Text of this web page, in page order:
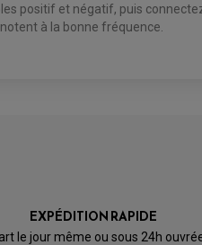
positif et négatif, puis
à la bonne fréquence.
4★ 5★
EXPÉDITION RAPIDE
le jour même ou sous 24h